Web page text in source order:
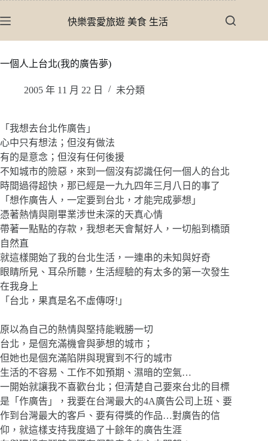
至
內
快樂雲愛旅遊 美食 生活
一個人上台北(我的廣告夢)
2005 年 11 月 22 日 未分類
「我想去台北作廣告」
心中只有想法；但沒有做法
有的是意念；但沒有任何後援
不知城市的險惡，來到一個沒有認識任何一個人的台北
時間過得超快，那已經是一九九四年三月八日的事了
「想作廣告人，一定要到台北，才能完成夢想」
憑著熱情與剛畢業涉世未深的天真心情
帶著一點點的存款，我想老天會幫好人，一切船到橋頭
自然直
就這樣開始了我的台北生活，一連串的未知與好奇
眼睛所見、耳朵所聽，生活經驗的有太多的第一次發生
在我身上
「台北，果真是名不虛傳呀!」
原以為自己的熱情與堅持能戦勝一切
台北，是個充滿機會與夢想的城市；
但她也是個充滿陷阱與現實到不行的城市
生活的不容易、工作不如預期、濕暗的空氣…
一開始就讓我不喜歡台北；但清楚自己要來台北的目標
是「作廣告」，我要在台灣最大的4A廣告公司上班、要
作到台灣最大的客戶、要有得獎的作品…對廣告的信
仰，就這樣支持我度過了十餘年的廣告生涯